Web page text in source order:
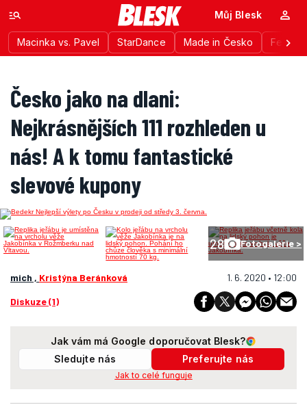
Macinka vs. Pavel StarDance Made in Česko
Můj Blesk
Česko jako na dlani:
Nejkrásnějších 111 rozhleden u
nás! A k tomu fantastické
slevové kupony
28 Fotogalerie >
mich , Kristýna Beránková 1. 6. 2020 • 12:00
Diskuze (1)
Jak vám má Google doporučovat Blesk?
Sledujte nás
Preferujte nás
Jak to celé funguje